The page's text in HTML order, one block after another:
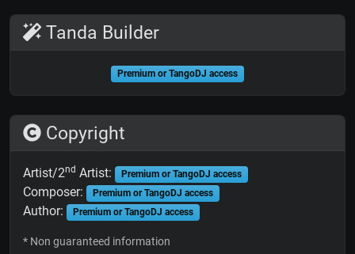
Tanda Builder
Premium or TangoDJ access
Copyright
Artist/2nd Artist: Premium or TangoDJ access
Composer: Premium or TangoDJ access
Author: Premium or TangoDJ access
* Non guaranteed information